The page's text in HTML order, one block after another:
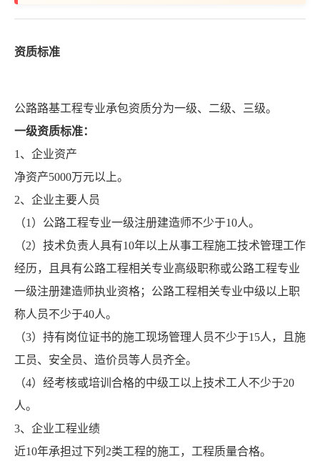
资质标准
公路路基工程专业承包资质分为一级、二级、三级。
一级资质标准：
1、企业资产
净资产5000万元以上。
2、企业主要人员
（1）公路工程专业一级注册建造师不少于10人。
（2）技术负责人具有10年以上从事工程施工技术管理工作
经历，且具有公路工程相关专业高级职称或公路工程专业
一级注册建造师执业资格；公路工程相关专业中级以上职
称人员不少于40人。
（3）持有岗位证书的施工现场管理人员不少于15人，且施
工员、安全员、造价员等人员齐全。
（4）经考核或培训合格的中级工以上技术工人不少于20
人。
3、企业工程业绩
近10年承担过下列2类工程的施工，工程质量合格。